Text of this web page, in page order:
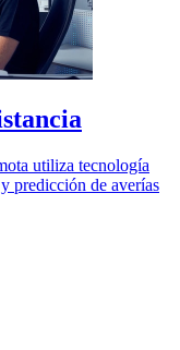
utiliza tecnología
predicción de averías